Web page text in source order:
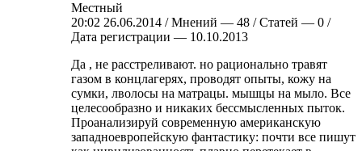
Местный
20:02 26.06.2014 / Мнений — 48 / Статей — 0 /
Дата регистрации — 10.10.2013
Да , не расстреливают. но рационально травят
газом в концлагерях, проводят опыты, кожу на
сумки, лволосы на матрацы. мышцы на мыло. Все
целесообразно и никаких бессмысленных пыток.
Проанализируй современную американскую
западноевропейскую фантастику: почти все пишут